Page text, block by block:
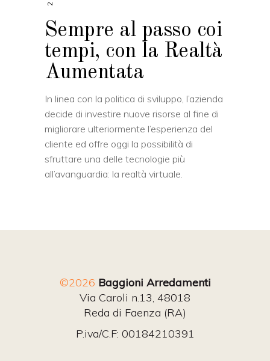
Sempre al passo coi
tempi, con la Realtà
Aumentata
In linea con la politica di sviluppo, l’azienda
decide di investire nuove risorse al fine di
migliorare ulteriormente l’esperienza del
cliente ed offre oggi la possibilità di
sfruttare una delle tecnologie più
all’avanguardia: la realtà virtuale.
©2026 Baggioni Arredamenti
Via Caroli n.13, 48018
Reda di Faenza (RA)
P.iva/C.F: 00184210391